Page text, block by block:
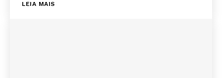
LEIA MAIS